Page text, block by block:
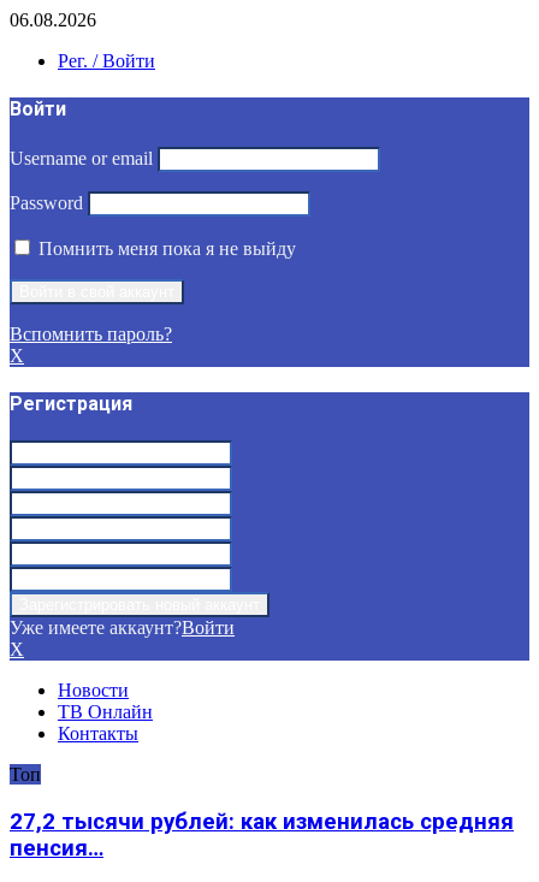
06.08.2026
Рег. / Войти
Войти
Username or email
Password
Помнить меня пока я не выйду
Вспомнить пароль?
X
Регистрация
Уже имеете аккаунт?Войти
X
Новости
ТВ Онлайн
Контакты
Топ
27,2 тысячи рублей: как изменилась средняя
пенсия…